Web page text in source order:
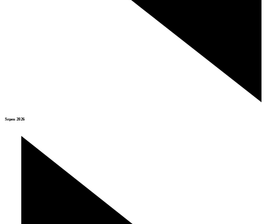
Srpen 2026